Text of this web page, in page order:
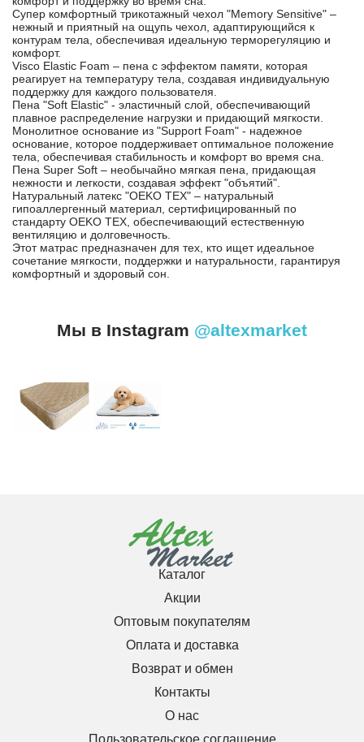
Супер комфортный трикотажный чехол "Memory Sensitive" –
нежный и приятный на ощупь чехол, адаптирующийся к
контурам тела, обеспечивая идеальную терморегуляцию и
комфорт.
Visco Elastic Foam – пена с эффектом памяти, которая
реагирует на температуру тела, создавая индивидуальную
поддержку для каждого пользователя.
Пена "Soft Elastic" - эластичный слой, обеспечивающий
плавное распределение нагрузки и придающий мягкости.
Монолитное основание из "Support Foam" - надежное
основание, которое поддерживает оптимальное положение
тела, обеспечивая стабильность и комфорт во время сна.
Пена Super Soft – необычайно мягкая пена, придающая
нежности и легкости, создавая эффект "объятий".
Натуральный латекс "OEKO TEX" – натуральный
гипоаллергенный материал, сертифицированный по
стандарту OEKO TEX, обеспечивающий естественную
вентиляцию и долговечность.
Этот матрас предназначен для тех, кто ищет идеальное
сочетание мягкости, поддержки и натуральности, гарантируя
комфортный и здоровый сон.
Мы в Instagram @altexmarket
Каталог
Акции
Оптовым покупателям
Оплата и доставка
Возврат и обмен
Контакты
О нас
Пользовательское соглашение